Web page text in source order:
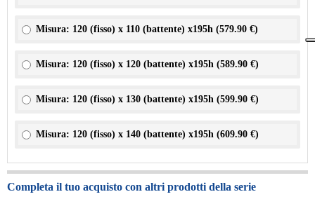
Misura: 120 (fisso) x 110 (battente) x195h (579.90 €)
Misura: 120 (fisso) x 120 (battente) x195h (589.90 €)
Misura: 120 (fisso) x 130 (battente) x195h (599.90 €)
Misura: 120 (fisso) x 140 (battente) x195h (609.90 €)
Completa il tuo acquisto con altri prodotti della serie